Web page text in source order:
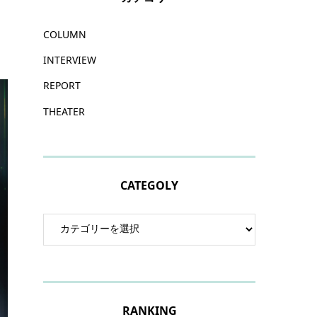
COLUMN
INTERVIEW
REPORT
THEATER
CATEGOLY
RANKING